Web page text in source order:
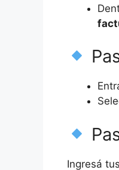
Ingresá